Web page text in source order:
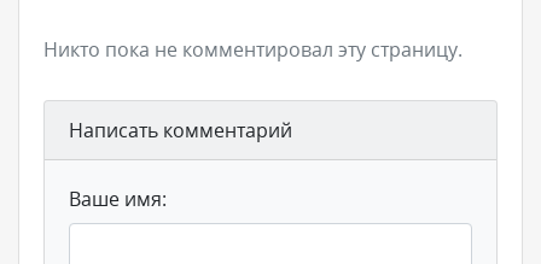
Никто пока не комментировал эту страницу.
Написать комментарий
Ваше имя: